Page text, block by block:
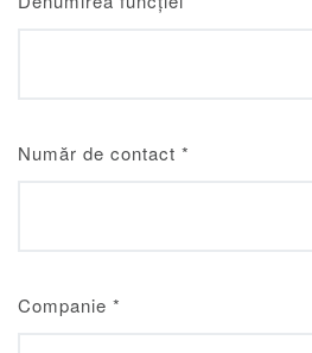
Număr de contact *
Companie *